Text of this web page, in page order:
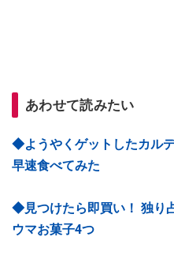
あわせて読みたい
◆ようやくゲットしたカル
早速食べてみた
◆見つけたら即買い！ 独り
ウマお菓子4つ